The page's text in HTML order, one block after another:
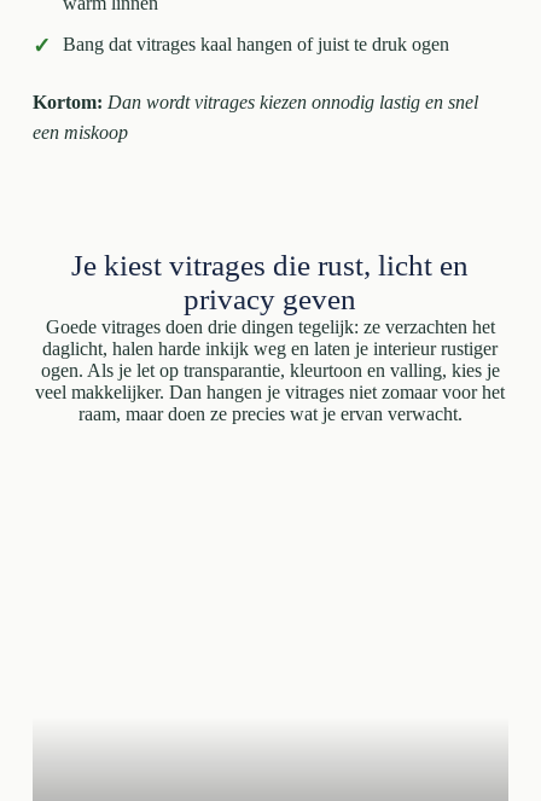
✓ Bang dat vitrages kaal hangen of juist te druk ogen
Kortom: Dan wordt vitrages kiezen onnodig lastig en snel
een miskoop
Je kiest vitrages die rust, licht en
privacy geven
Goede vitrages doen drie dingen tegelijk: ze verzachten het
daglicht, halen harde inkijk weg en laten je interieur rustiger
ogen. Als je let op transparantie, kleurtoon en valling, kies je
veel makkelijker. Dan hangen je vitrages niet zomaar voor het
raam, maar doen ze precies wat je ervan verwacht.